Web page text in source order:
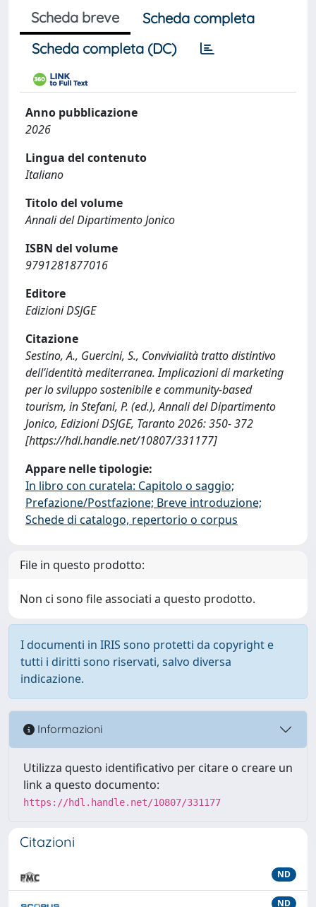
Scheda breve
Scheda completa
Scheda completa (DC)
Anno pubblicazione
2026
Lingua del contenuto
Italiano
Titolo del volume
Annali del Dipartimento Jonico
ISBN del volume
9791281877016
Editore
Edizioni DSJGE
Citazione
Sestino, A., Guercini, S., Convivialità tratto distintivo
dell’identità mediterranea. Implicazioni di marketing
per lo sviluppo sostenibile e community-based
tourism, in Stefani, P. (ed.), Annali del Dipartimento
Jonico, Edizioni DSJGE, Taranto 2026: 350- 372
[https://hdl.handle.net/10807/331177]
Appare nelle tipologie:
In libro con curatela: Capitolo o saggio;
Prefazione/Postfazione; Breve introduzione;
Schede di catalogo, repertorio o corpus
File in questo prodotto:
Non ci sono file associati a questo prodotto.
I documenti in IRIS sono protetti da copyright e
tutti i diritti sono riservati, salvo diversa
indicazione.
Informazioni
Utilizza questo identificativo per citare o creare un
link a questo documento:
https://hdl.handle.net/10807/331177
Citazioni
ND
ND